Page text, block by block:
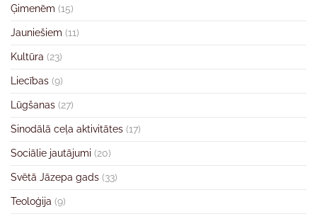
Ģimenēm (15)
Jauniešiem (11)
Kultūra (23)
Liecības (9)
Lūgšanas (27)
Sinodālā ceļa aktivitātes (17)
Sociālie jautājumi (20)
Svētā Jāzepa gads (33)
Teoloģija (9)